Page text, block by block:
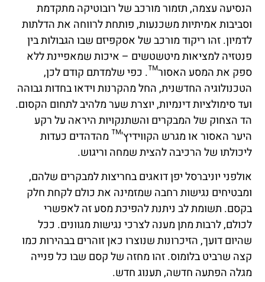
הנסיעה עצמה, תזמור מורכב של רובוטיקה מתקדמת
וסביבות אמיתיות משכנעות, פותחת לרווחה את הדלתות
לדמיון. זהו ריקוד מורכב של אסקפיזם שבו הגבולות בין
פנטזיה למציאות מיטשטשים – איכות שמאפיינת ללא
ספק את המסע האסור™. כפי שלמדתם קודם לכן,
הטכנולוגיה החדשנית, החל מהקרנות וידאו בחדות גבוהה
ועד סימולציות דינמיות, יוצרת שער מלהיב לתחום הקסום.
הד הצחוק של המבקרים והשתנקויות היראה על רקע
היער האסור או מגרש הקווידיץ'™ מהדהדים כעדות
ליכולתו של הרכיבה להצית שמחה וריגוש.
אולפני יוניברסל יפן דואגים בחריצות למבקרים שלהם,
ומבטיחים נגישות רחבה שמזמינה את כולם לקחת חלק
בקסם. תשומת לב ניתנת להפיכת מסע זה לאפשרי
לכולם, לרבות מתן מענה לצרכי נגישות מגוונים. ככל
שהיום דועך, הזיכרונות שנוצרו כאן זוהרים בבהירות כמו
קצה שרביט בלומוס. זהו מחזה של קסם שבו כל פנייה
מגלה הפתעה חדשה, תענוג חדש.